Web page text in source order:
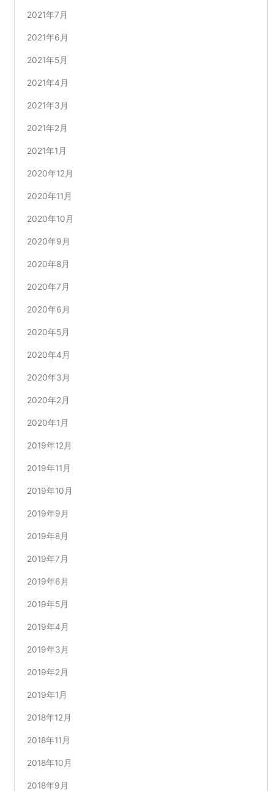
2021年7月
2021年6月
2021年5月
2021年4月
2021年3月
2021年2月
2021年1月
2020年12月
2020年11月
2020年10月
2020年9月
2020年8月
2020年7月
2020年6月
2020年5月
2020年4月
2020年3月
2020年2月
2020年1月
2019年12月
2019年11月
2019年10月
2019年9月
2019年8月
2019年7月
2019年6月
2019年5月
2019年4月
2019年3月
2019年2月
2019年1月
2018年12月
2018年11月
2018年10月
2018年9月